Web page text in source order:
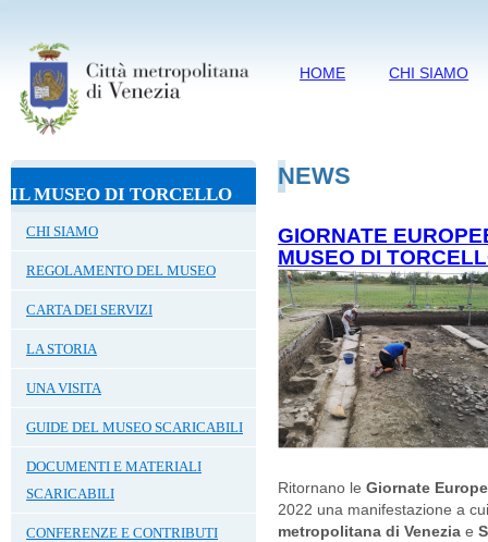
HOME CHI SIAMO
IL MUSEO DI TORCELLO
CHI SIAMO
REGOLAMENTO DEL MUSEO
CARTA DEI SERVIZI
LA STORIA
UNA VISITA
GUIDE DEL MUSEO SCARICABILI
DOCUMENTI E MATERIALI
SCARICABILI
CONFERENZE E CONTRIBUTI
NEWS
GIORNATE
MUSEO DI
Ritornano leGiornate
2022 una manifestazione a
metropolitana di Venezia e